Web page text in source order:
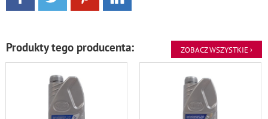
Produkty tego producenta: ZOBACZ WSZYSTKIE ›